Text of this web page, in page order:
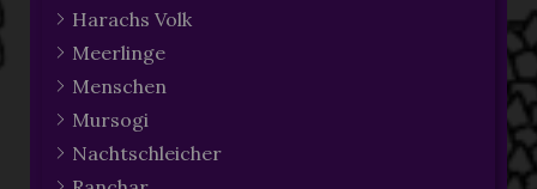
Harachs Volk
Meerlinge
Menschen
Mursogi
Nachtschleicher